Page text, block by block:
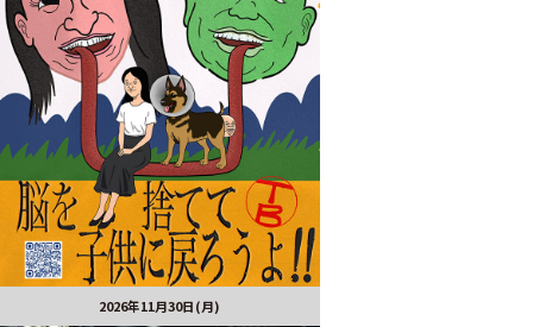
2026年11月30日(月)